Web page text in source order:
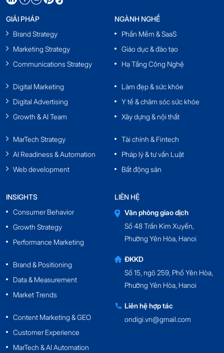
GIẢI PHÁP
Brand Strategy
Marketing Strategy
Communications Strategy
Digital Marketing
Digital Advertising
Growth & AI Team
MarTech Strategy
AI Readiness & Automation
Web development
NGÀNH NGHỀ
Phần Mềm & SaaS
Giáo dục & đào tạo
Hạ Tầng Công Nghệ
Làm đẹp & sức khỏe
Y tế & chăm sóc sức khỏe
Xây dựng & nội thất
Tài chính & Fintech
Pháp lý & tư vấn Luật
Bất động sản
INSIGHTS
Consumer Behavior
Growth Strategy
Performance Marketing
Brand & Positioning
Data & Measurement
Market Trends
Content Marketing & GEO
Customer Experience
MarTech & AI Automation
LIÊN HỆ
Văn phòng giao dịch
Số 48 Trần Kim Xuyến,
Phường Yên Hòa, Hanoi
ĐKKD
Số 15, ngõ 259, Phố Yên Hòa,
Phường Yên Hòa, Hanoi
Liên hệ hợp tác
ondigi.vn@gmail.com